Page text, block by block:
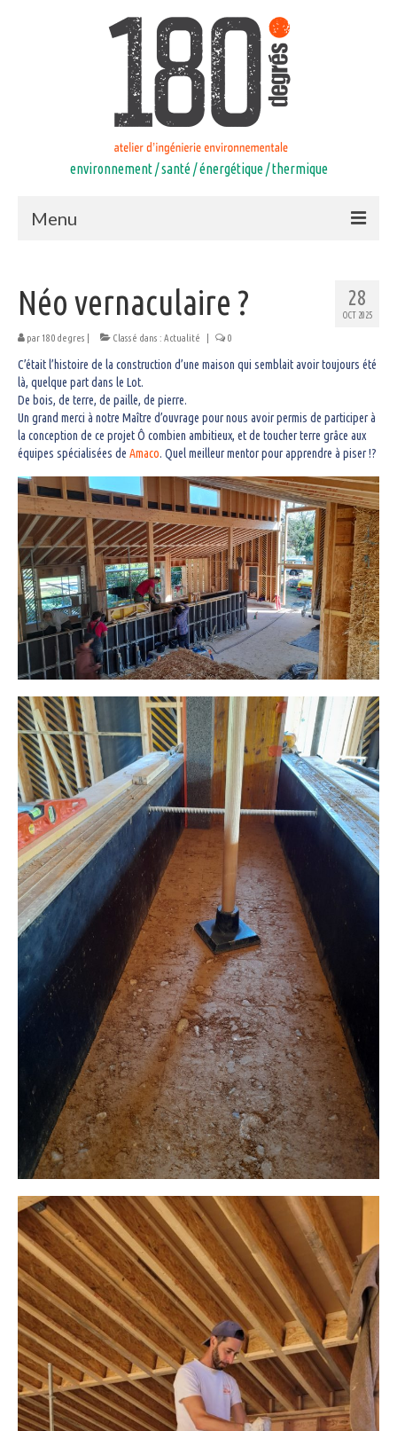
environnement / santé / énergétique / thermique
Menu
Compétences
Equipe
Références
Neuf
Réhabilitation
Habitat
Bureaux
Enseignement / Scolaire
Équipement
Équipement sportif
Viti-Vinicole
Contact
Actus
28
OCT 2025
Néo vernaculaire ?
par 180 degres Classé dans : Actualité 0
C’était l’histoire de la construction d’une maison qui semblait avoir toujours été
là, quelque part dans le Lot.
De bois, de terre, de paille, de pierre.
Un grand merci à notre Maître d’ouvrage pour nous avoir permis de participer à
la conception de ce projet Ô combien ambitieux, et de toucher terre grâce aux
équipes spécialisées de Amaco. Quel meilleur mentor pour apprendre à piser !?